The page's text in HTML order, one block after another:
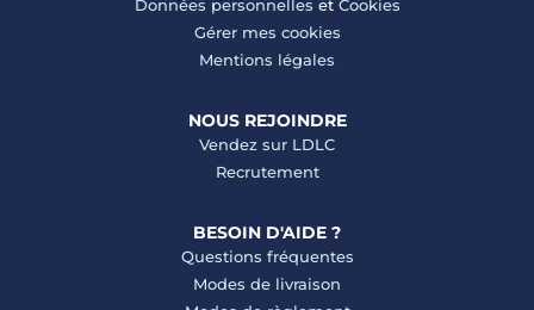
Données personnelles et Cookies
Gérer mes cookies
Mentions légales
NOUS REJOINDRE
Vendez sur LDLC
Recrutement
BESOIN D'AIDE ?
Questions fréquentes
Modes de livraison